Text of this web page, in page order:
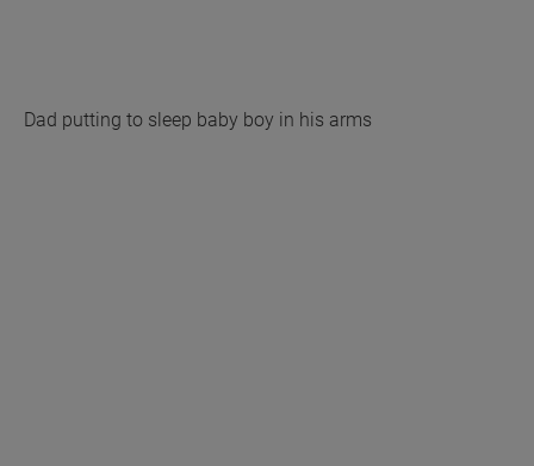
Dad putting to sleep baby boy in his arms